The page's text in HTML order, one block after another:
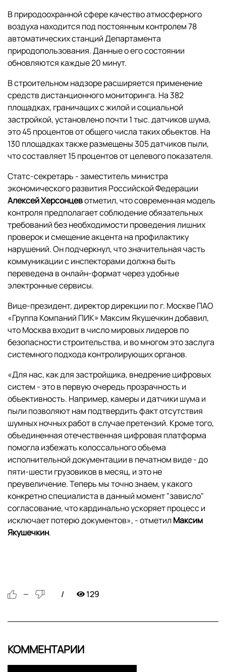
В природоохранной сфере качество атмосферного
воздуха находится под постоянным контролем 78
автоматических станций Департамента
природопользования. Данные о его состоянии
обновляются каждые 20 минут.
В строительном надзоре расширяется применение
средств дистанционного мониторинга. На 382
площадках, граничащих с жилой и социальной
застройкой, установлено почти 1 тыс. датчиков шума,
это 45 процентов от общего числа таких объектов. На
130 площадках также размещены 305 датчиков пыли,
что составляет 15 процентов от целевого показателя.
Статс-секретарь - заместитель министра
экономического развития Российской Федерации
Алексей Херсонцевотметил, что современная модель
контроля предполагает соблюдение обязательных
требований без необходимости проведения лишних
проверок и смещение акцента на профилактику
нарушений. Он подчеркнул, что значительная часть
коммуникации с инспекторами должна быть
переведена в онлайн-формат через удобные
электронные сервисы.
Вице-президент, директор дирекции по г. Москве ПАО
«Группа Компаний ПИК» Максим Якушечкин добавил,
что Москва входит в число мировых лидеров по
безопасности строительства, и во многом это заслуга
системного подхода контролирующих органов.
«Для нас, как для застройщика, внедрение цифровых
систем - это в первую очередь прозрачность и
объективность. Например, камеры и датчики шума и
пыли позволяют нам подтвердить факт отсутствия
шумных ночных работ в случае претензий. Кроме того,
объединенная отечественная цифровая платформа
помогла избежать колоссального объема
исполнительной документации в печатном виде - до
пяти-шести грузовиков в месяц, и это не
преувеличение. Теперь мы точно знаем, у какого
конкретно специалиста в данный момент "зависло"
согласование, что кардинально ускоряет процесс и
исключает потерю документов», - отметилМаксим
Якушечкин.
— 129
КОММЕНТАРИИ